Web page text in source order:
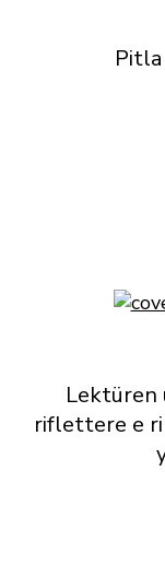
Lektüren
riflettere e